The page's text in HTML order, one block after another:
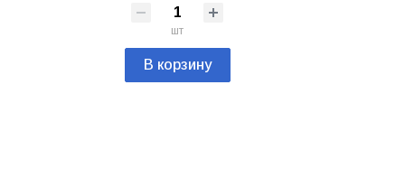
шт
В корзину